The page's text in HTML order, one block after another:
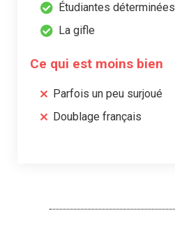
Étudiantes déterminées
La gifle
Ce qui est moins bien
Parfois un peu surjoué
Doublage français